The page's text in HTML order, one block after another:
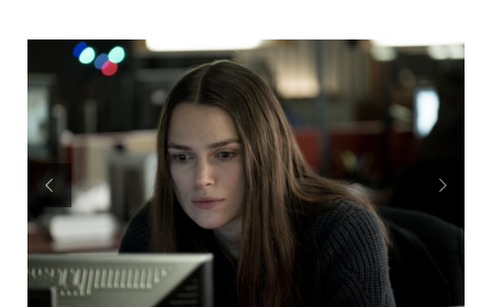
 